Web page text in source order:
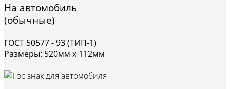
На автомобиль
(обычные)
ГОСТ 50577 - 93 (ТИП-1)
Размеры: 520мм х 112мм